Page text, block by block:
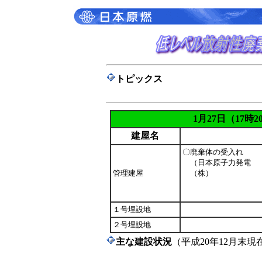
トピックス
1月27日（17時
建屋名
管理建屋
〇廃棄体の受入れ
（日本原子力発電
（株）
１号埋設地
２号埋設地
主な建設状況（平成20年12月末現